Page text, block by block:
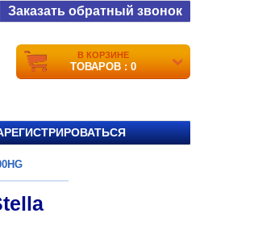
Заказать обратный звонок
В КОРЗИНЕ
ТОВАРОВ : 0